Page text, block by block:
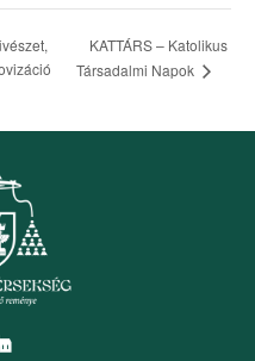
KATTÁRS – Katolikus
Társadalmi Napok